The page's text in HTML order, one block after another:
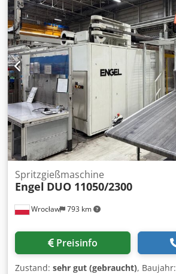
Wrocław 793 km
Spritzgießmaschine
Engel DUO 11050/2300
Preisinfo
Zustand: sehr gut (gebraucht), Baujahr: